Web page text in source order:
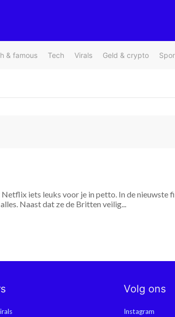
& famous Tech Virals Geld & crypto
iets leuks voor je in petto. In de nieuwste
Naast dat ze de Britten veilig...
Volg ons
Instagram